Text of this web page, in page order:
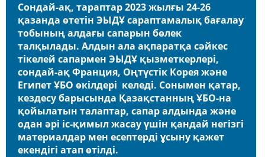
Сондай-ақ, тараптар 2023 жылғы 24-26
қазанда өтетін ЭЫДҰ сараптамалық бағалау
тобының алдағы сапарын бөлек
талқылады. Алдын ала ақпаратқа сәйкес
тікелей сапармен ЭЫДҰ қызметкерлері,
сондай-ақ Франция, Оңтүстік Корея және
Египет ҰБО өкілдері келеді. Сонымен қатар,
кездесу барысында Қазақстанның ҰБО-на
қойылатын талаптар, сапар алдында және
одан әрі іс-қимыл жасау үшін қандай негізгі
материалдар мен есептерді ұсыну қажет
екендігі атап өтілді.